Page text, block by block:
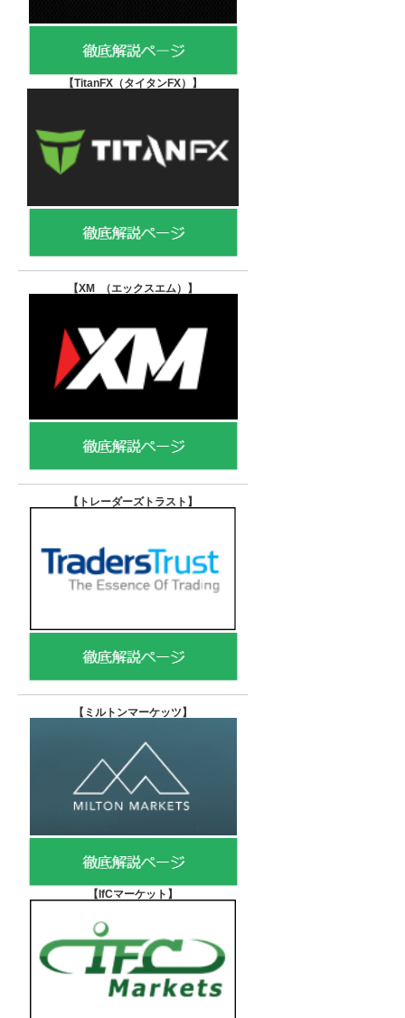
【TitanFX（タイタンFX） 】
【XM （エックスエム） 】
【トレーダーズトラスト 】
【 ミルトンマーケッツ】
【IfCマーケット 】